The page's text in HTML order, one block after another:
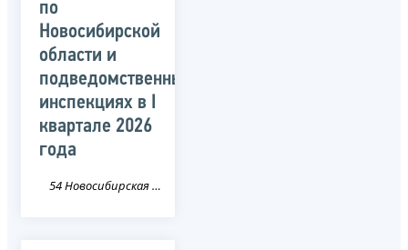
по
Новосибирской
области и
подведомственных
инспекциях в I
квартале 2026
года
54 Новосибирская область